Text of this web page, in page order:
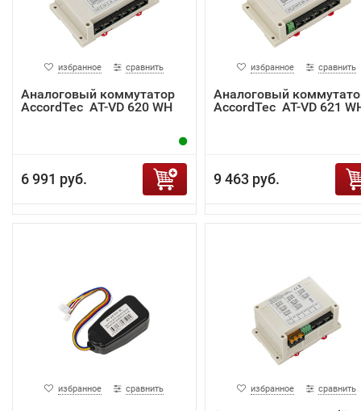
избранное сравнить
Аналоговый коммутатор
AccordTec AT-VD 620 WH
6 991 руб.
избранное сравнить
Аналоговый
AccordTec AT-VD 621
9 463 руб.
избранное сравнить избранное сравнить